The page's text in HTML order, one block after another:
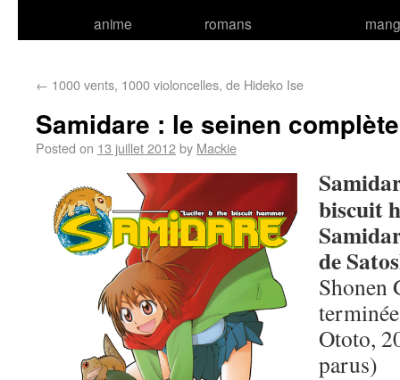
anime
romans
← 1000 vents, 1000 violoncelles, de Hideko Ise
Samidare : le seinen
Posted on 13 juillet 2012by Mackie
biscuit
de
Shonen
Ototo,
parus)